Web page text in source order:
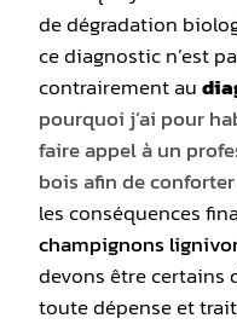
de dégradation
ce diagnostic n’est
contrairement au
pourquoi j’ai pour
faire appel à un
bois afin de
les conséquences
champignons
devons être certains
toute dépense et